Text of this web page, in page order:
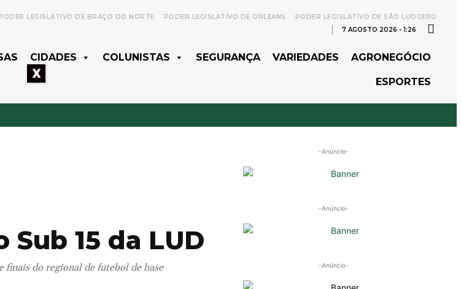
LEGISLATIVO DE BRAÇO DO NORTE PODER LEGISLATIVO DE ORLEANS
PODER LEGISLATIVO DE SÃO LUDGERO
7 AGOSTO 2026 - 1:26
CIDADES COLUNISTAS SEGURANÇA VARIEDADES AGRONEGÓCIO
ESPORTES
Sub 15 da LUD
finais do regional de futebol de base
-Anúncio-
-Anúncio-
-Anúncio-
X